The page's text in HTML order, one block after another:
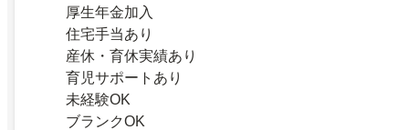
厚生年金加入
住宅手当あり
産休・育休実績あり
育児サポートあり
未経験OK
ブランクOK